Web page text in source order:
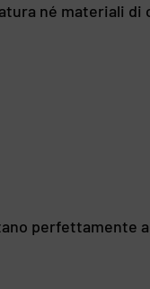
né materiali di
perfettamente